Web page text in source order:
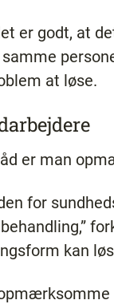
er godt, at
at løse.
er man
for
kan